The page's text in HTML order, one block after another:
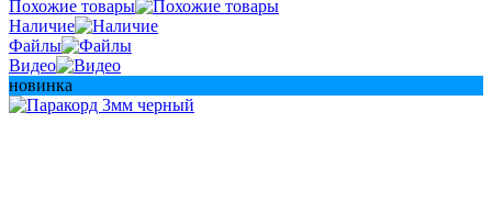
Похожие товары
Наличие
Файлы
Видео
новинка